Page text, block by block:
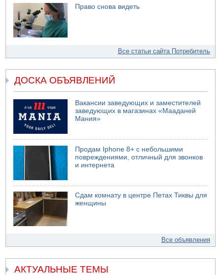
Право снова видеть
Все статьи сайта Потребитель
ДОСКА ОБЪЯВЛЕНИЙ
Вакансии заведующих и заместителей
заведующих в магазинах «Мааданей
Мания»
Продам Iphone 8+ с небольшими
повреждениями, отличный для звонков
и интернета
Сдам комнату в центре Петах Тиквы для
женщины
Все объявления
АКТУАЛЬНЫЕ ТЕМЫ